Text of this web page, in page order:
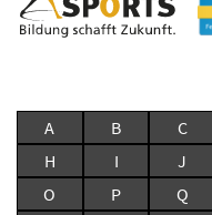
A B C
H
I J
O
P Q